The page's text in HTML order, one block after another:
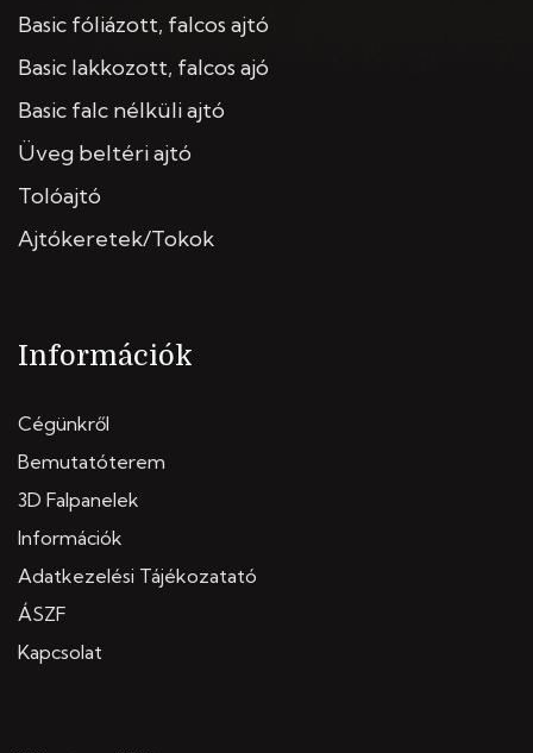
Basic fóliázott, falcos ajtó
Basic lakkozott, falcos ajó
Basic falc nélküli ajtó
Üveg beltéri ajtó
Tolóajtó
Ajtókeretek/Tokok
Információk
Cégünkről
Bemutatóterem
3D Falpanelek
Információk
Adatkezelési Tájékozatató
ÁSZF
Kapcsolat